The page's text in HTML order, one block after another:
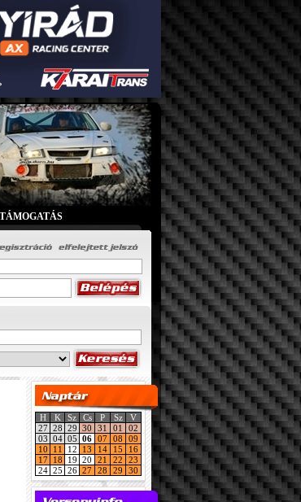
TÁMOGATÁS
H K Sz Cs P Sz
V
27 28 29 30 31 01
02
03 04 05 06 07 08
09
10
11 12 13 14 15
16
17
18 19 20 21 22
23
24 25 26 27 28 29 30